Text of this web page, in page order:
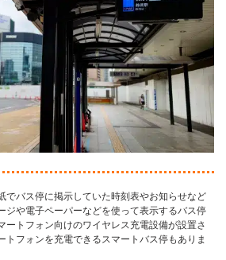
でバス停に掲示していた時刻表やお知らせなど
ジや電子ペーパーなどを使って表示するバス停
ートフォン向けのワイヤレス充電設備が設置さ
トフォンを充電できるスマートバス停もありま